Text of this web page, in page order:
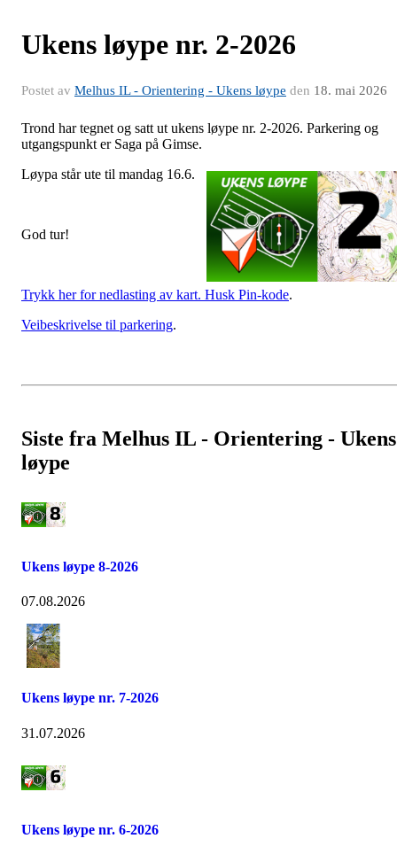
Ukens løype nr. 2-2026
Postet av Melhus IL - Orientering - Ukens løype den 18. mai 2026
Trond har tegnet og satt ut ukens løype nr. 2-2026. Parkering og
utgangspunkt er Saga på Gimse.
Løypa står ute til mandag 16.6.
God tur!
Trykk her for nedlasting av kart. Husk Pin-kode.
Veibeskrivelse til parkering.
Siste fra Melhus IL - Orientering - Ukens
løype
Ukens løype 8-2026
07.08.2026
Ukens løype nr. 7-2026
31.07.2026
Ukens løype nr. 6-2026